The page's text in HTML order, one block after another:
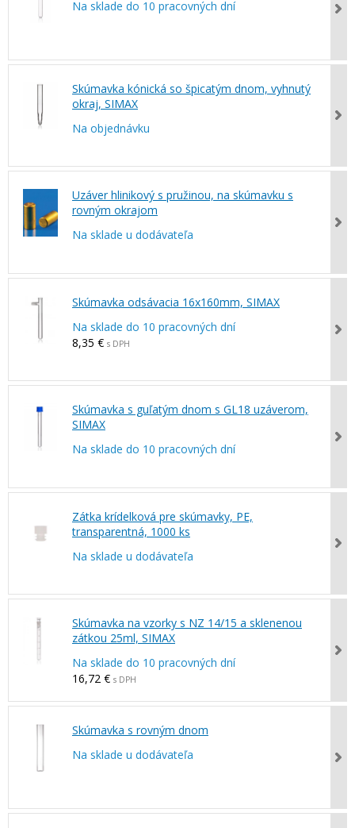
Na sklade do 10 pracovných dní
Skúmavka kónická so špicatým dnom, vyhnutý
okraj, SIMAX
Na objednávku
Uzáver hlinikový s pružinou, na skúmavku s
rovným okrajom
Na sklade u dodávateľa
Skúmavka odsávacia 16x160mm, SIMAX
Na sklade do 10 pracovných dní
8,35 € s DPH
Skúmavka s guľatým dnom s GL18 uzáverom,
SIMAX
Na sklade do 10 pracovných dní
Zátka krídelková pre skúmavky, PE,
transparentná, 1000 ks
Na sklade u dodávateľa
Skúmavka na vzorky s NZ 14/15 a sklenenou
zátkou 25ml, SIMAX
Na sklade do 10 pracovných dní
16,72 € s DPH
Skúmavka s rovným dnom
Na sklade u dodávateľa